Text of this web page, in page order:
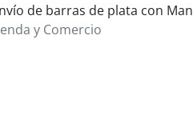
de barras de plata con
y Comercio